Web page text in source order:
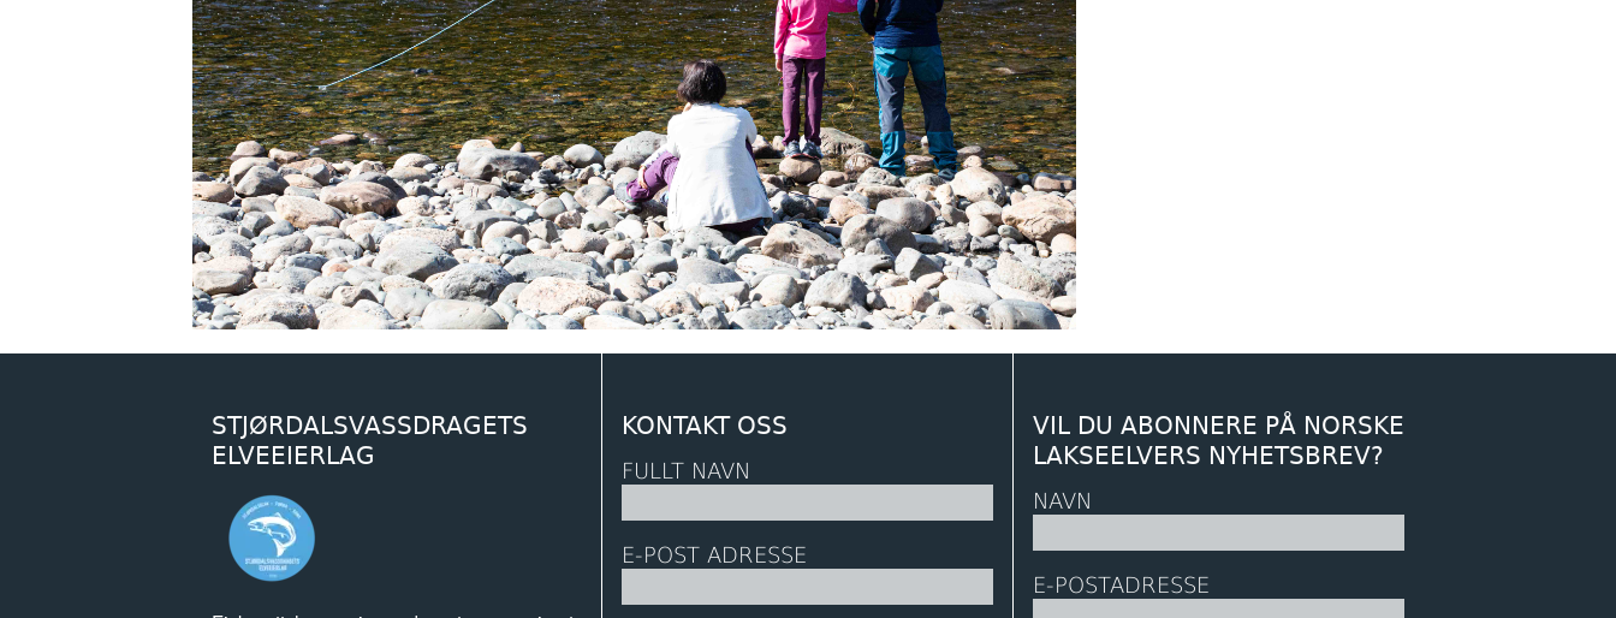
STJØRDALSVASSDRAGETS
ELVEEIERLAG
KONTAKT OSS
FULLT NAVN
E-POST ADRESSE
VIL DU ABONNERE PÅ NORSKE
LAKSEELVERS NYHETSBREV?
NAVN
E-POSTADRESSE